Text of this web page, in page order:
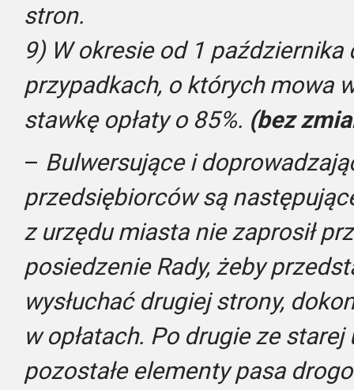
stron.
9) W okresie od 1 października
przypadkach, o których mowa
stawkę opłaty o 85%. (bez
– Bulwersujące i
przedsiębiorców są
z urzędu miasta nie zaprosił
posiedzenie Rady, żeby
wysłuchać drugiej strony,
w opłatach. Po drugie ze starej
pozostałe elementy pasa